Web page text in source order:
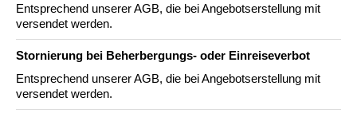
Entsprechend unserer AGB, die bei Angebotserstellung mit
versendet werden.
Stornierung bei Beherbergungs- oder Einreiseverbot
Entsprechend unserer AGB, die bei Angebotserstellung mit
versendet werden.